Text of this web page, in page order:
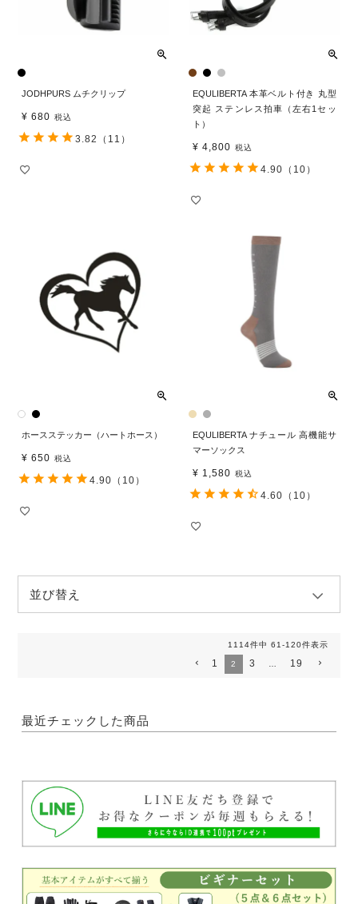
JODHPURS ムチクリップ
¥ 680 税込
3.82 （11）
EQULIBERTA 本革ベルト付き 丸型
突起 ステンレス拍車（左右1セッ
ト）
¥ 4,800 税込
4.90 （10）
ホースステッカー（ハートホース）
¥ 650 税込
4.90 （10）
EQULIBERTA ナチュール 高機能サ
マーソックス
¥ 1,580 税込
4.60 （10）
並び替え
1114件中 61-120件表示
1 2 3 … 19
最近チェックした商品